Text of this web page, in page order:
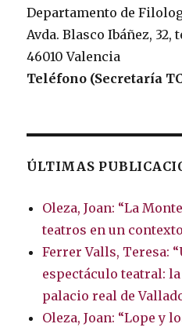
Departamento de
Avda. Blasco Ibáñez, 32,
46010 Valencia
Teléfono (Secretaría
ÚLTIMAS
Oleza, Joan: “La
teatros en un
Ferrer Valls, Teresa:
espectáculo teatral:
palacio real de
Oleza, Joan: “Lope y